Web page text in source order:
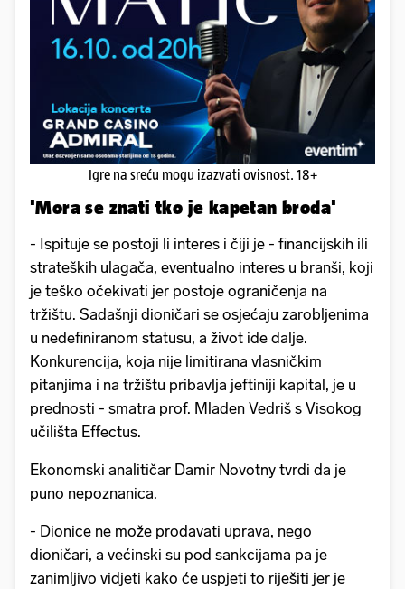
Igre na sreću mogu izazvati ovisnost. 18+
'Mora se znati tko je kapetan broda'
- Ispituje se postoji li interes i čiji je - financijskih ili
strateških ulagača, eventualno interes u branši, koji
je teško očekivati jer postoje ograničenja na
tržištu. Sadašnji dioničari se osjećaju zarobljenima
u nedefiniranom statusu, a život ide dalje.
Konkurencija, koja nije limitirana vlasničkim
pitanjima i na tržištu pribavlja jeftiniji kapital, je u
prednosti - smatra prof. Mladen Vedriš s Visokog
učilišta Effectus.
Ekonomski analitičar Damir Novotny tvrdi da je
puno nepoznanica.
- Dionice ne može prodavati uprava, nego
dioničari, a većinski su pod sankcijama pa je
zanimljivo vidjeti kako će uspjeti to riješiti jer je